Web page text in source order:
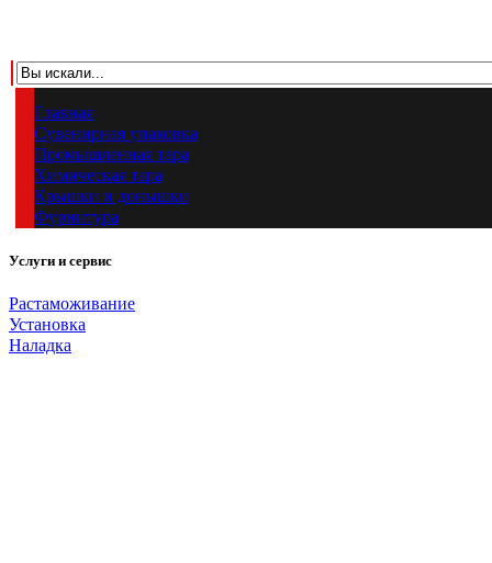
Главная
Сувенирная упаковка
Промышленная тара
Химическая тара
Крышки и донышки
Фурнитура
Услуги и сервис
Растаможивание
Установка
Наладка